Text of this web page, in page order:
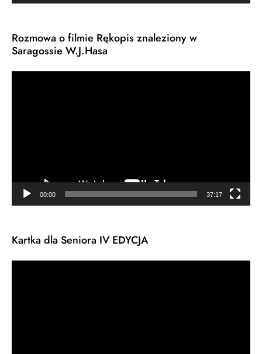
Rozmowa o filmie Rękopis znaleziony w
Saragossie W.J.Hasa
00:00 37:17
Kartka dla Seniora IV EDYCJA